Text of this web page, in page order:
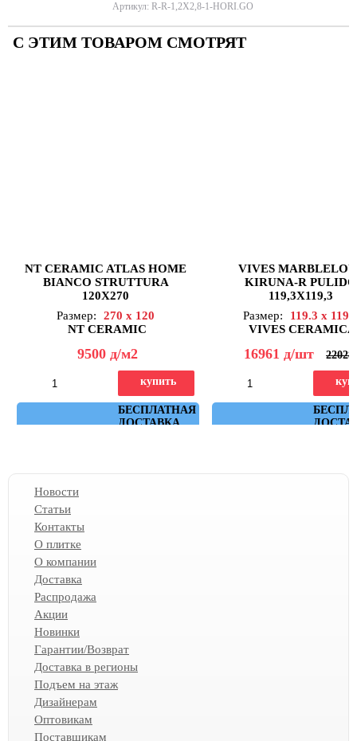
Артикул: R-R-1,2X2,8-1-HORI.GO
С ЭТИМ ТОВАРОМ СМОТРЯТ
NT CERAMIC ATLAS HOME
BIANCO STRUTTURA
120X270
Размер:
270 x 120
NT CERAMIC
9500 д/м2
БЕСПЛАТНАЯ
ДОСТАВКА
купить
Артикул: NTT3502M
VIVES
KIRUNA-R PULIDO
119,3X119,3
Размер:
119.3 x
VIVES CERAMICA
16961 д/шт 22028
Артикул:
Новости
Статьи
Контакты
О плитке
О компании
Доставка
Распродажа
Акции
Новинки
Гарантии/Возврат
Доставка в регионы
Подъем на этаж
Дизайнерам
Оптовикам
Поставщикам